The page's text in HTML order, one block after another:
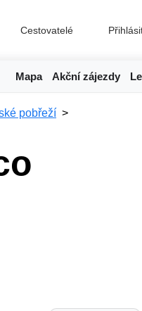
Cestovatelé
Mapa Akční zájezdy
pobřeží